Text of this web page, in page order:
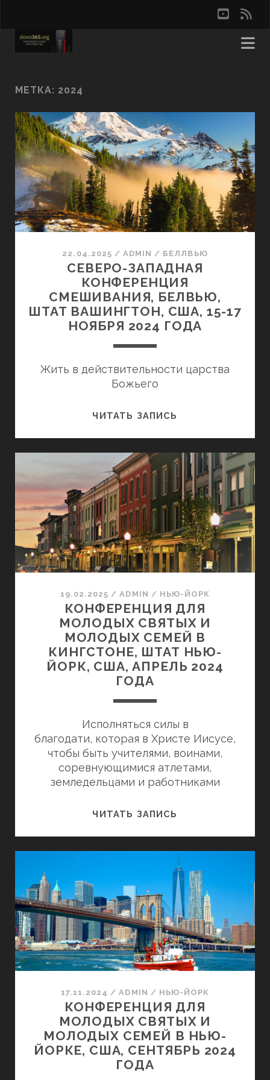
rss
МЕТКА: 2024
22.04.2025 / ADMIN / БЕЛЛВЬЮ
СЕВЕРО-ЗАПАДНАЯ
КОНФЕРЕНЦИЯ
СМЕШИВАНИЯ, БЕЛВЬЮ,
ШТАТ ВАШИНГТОН, США, 15-17
НОЯБРЯ 2024 ГОДА
Жить в действительности царства
Божьего
ЧИТАТЬ ЗАПИСЬ
СМЕШИВАНИЯ,
БЕЛВЬЮ,
ШТАТ
ВАШИНГТОН,
США,
15-
17
2024
ГОДА
19.02.2025 /ADMIN / НЬЮ-ЙОРК
КОНФЕРЕНЦИЯ ДЛЯ
МОЛОДЫХ СВЯТЫХ И
МОЛОДЫХ СЕМЕЙ В
КИНГСТОНЕ, ШТАТ НЬЮ-
ЙОРК, США, АПРЕЛЬ 2024
ГОДА
Исполняться силы в
благодати, которая в Христе Иисусе,
чтобы быть учителями, воинами,
соревнующимися атлетами,
земледельцами и работниками
ЧИТАТЬ ЗАПИСЬ
СВЯТЫХ
И
МОЛОДЫХ
СЕМЕЙ
В
КИНГСТОНЕ,
ШТАТ
ЙОРК,
США,
АПРЕЛЬ
2024
ГОДА
17.11.2024 /ADMIN / НЬЮ-ЙОРК
КОНФЕРЕНЦИЯ ДЛЯ
МОЛОДЫХ СВЯТЫХ И
МОЛОДЫХ СЕМЕЙ В НЬЮ-
ЙОРКЕ, США, СЕНТЯБРЬ 2024
ГОДА